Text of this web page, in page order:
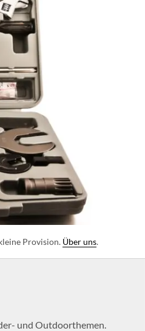
Provision. Über uns.
und Outdoorthemen.